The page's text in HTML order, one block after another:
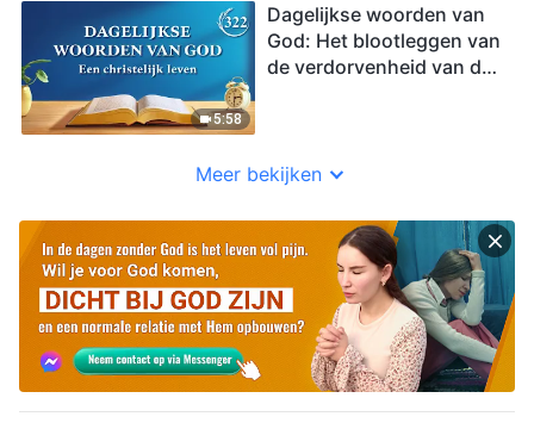
5:58
Dagelijkse woorden van
God: Het blootleggen van
de verdorvenheid van de
Meer bekijken